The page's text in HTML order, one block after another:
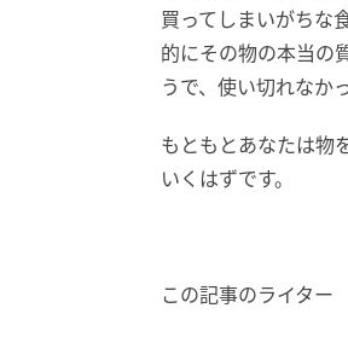
買ってしまいがちな
的にその物の本当の
うで、使い切れなか
もともとあなたは物
いくはずです。
この記事のライター